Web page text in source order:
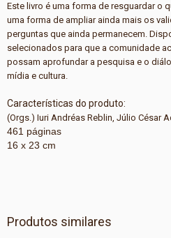
Este livro é uma forma de resguardar o
uma forma de ampliar ainda mais os
perguntas que ainda permanecem.
selecionados para que a comunidade
possam aprofundar a pesquisa e o
mídia e cultura.
Características do produto:
(Orgs.) Iuri Andréas Reblin, Júlio César
461 páginas
16 x 23 cm
Produtos similares